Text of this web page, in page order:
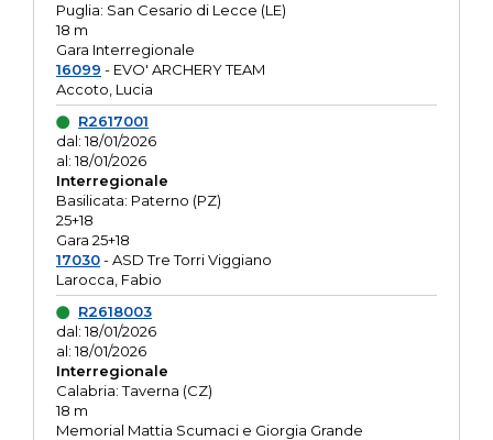
Puglia: San Cesario di Lecce (LE)
18 m
Gara Interregionale
16099 - EVO' ARCHERY TEAM
Accoto, Lucia
R2617001
dal: 18/01/2026
al: 18/01/2026
Interregionale
Basilicata: Paterno (PZ)
25+18
Gara 25+18
17030- ASD Tre Torri Viggiano
Larocca, Fabio
R2618003
dal: 18/01/2026
al: 18/01/2026
Interregionale
Calabria: Taverna (CZ)
18 m
Memorial Mattia Scumaci e Giorgia Grande